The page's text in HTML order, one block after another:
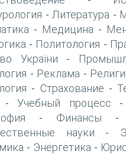
- Литература -
- Медицина -
- Политология -
України -
- Реклама -
- Страхование -
- Учебный процесс -
- Финансы
науки -
- Энергетика -